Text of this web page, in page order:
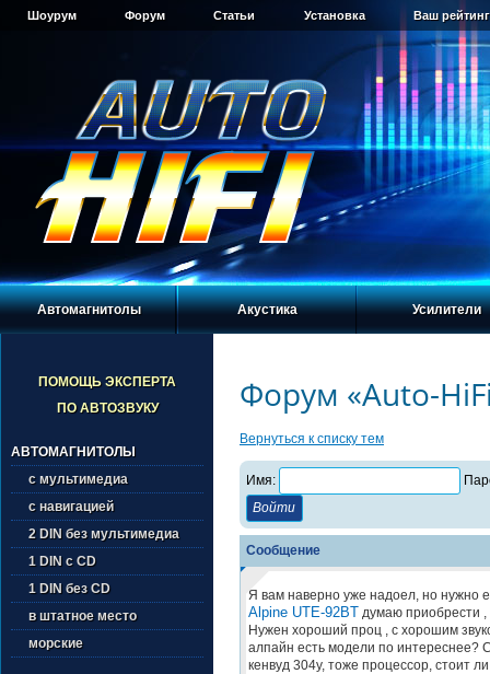
Шоурум Форум Статьи Установка Ваш
Автомагнитолы Акустика Усилители
ПОМОЩЬ ЭКСПЕРТА
ПО АВТОЗВУКУ
АВТОМАГНИТОЛЫ
с мультимедиа
с навигацией
2 DIN без мультимедиа
1 DIN с CD
1 DIN без CD
в штатное место
морские
Форум «Auto-
Вернуться к списку тем
Имя:
Сообщение
Я вам наверно уже надоел, но нужно
Alpine UTE-92BT думаю приобрести ,
Нужен хороший проц , с хорошим
алпайн есть модели по интереснее?
кенвуд 304у, тоже процессор, стоит